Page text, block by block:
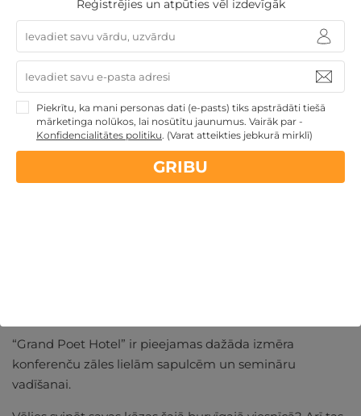
arī regulāri tiek rīkoti pasākumi.
Lieliska vieta, kur iepazīt jaunus cilvēkus un aizrauties
sarunā pat ar svešinieku.
Pasākumi un Konferences
Kāpēc izvēlēties parastās ofisa telpas, ja vari aizvadīt
uzņēmuma tikšanos, biznesa sarunas ar partneriem vai
“Grand Poet Hotel” ir pieejamas dažāda izmēra
konferenču zāles lielām sapulcēm un semināru
vadīšanai.
Reģistrējies un atpūties vēl izdevīgāk
Piekrītu, ka mani personas dati (e-pasts) tiks apstrādāti tiešā
mārketinga nolūkos, lai nosūtītu jaunumus. Vairāk par -
Konfidencialitātes politiku. (Varat atteikties jebkurā mirklī)
GRIBU